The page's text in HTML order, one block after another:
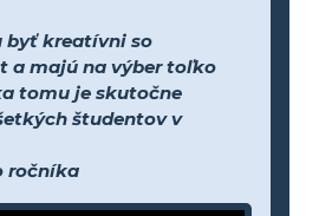
byť kreatívni so
a majú na výber toľko
tomu je skutočne
študentov v
ročníka